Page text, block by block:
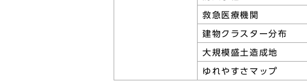
救急医療機関
建物クラスター分布
大規模盛土造成地
ゆれやすさマップ